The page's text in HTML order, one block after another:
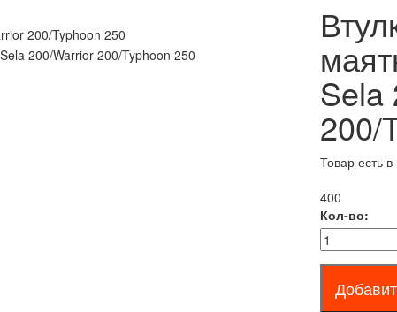
Sela
200/
Товар есть
400
Кол-во: